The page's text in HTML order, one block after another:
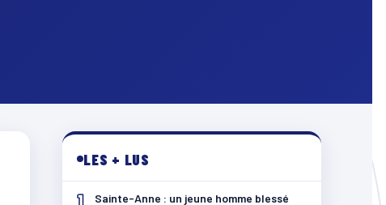
LES + LUS
1
Sainte-Anne : un jeune homme blessé